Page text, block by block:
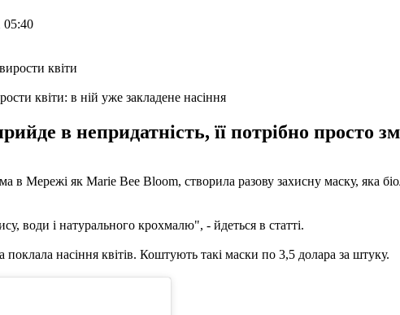
05:40
квіти: в ній уже закладене насіння
в непридатність, її потрібно просто
в Мережі як Marie Bee Bloom, створила разову захисну маску, яка
води і натурального крохмалю", - йдеться в статті.
насіння квітів. Коштують такі маски по 3,5 долара за штуку.